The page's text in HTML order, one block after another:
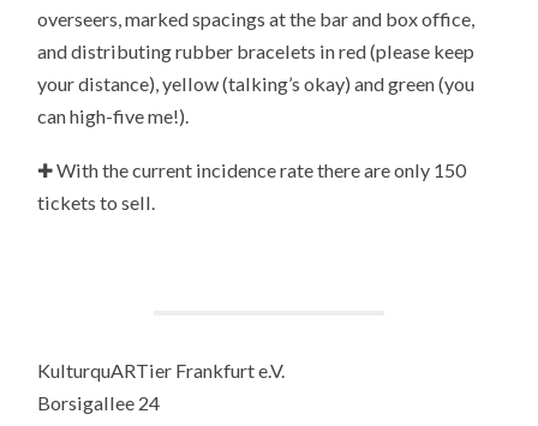
overseers, marked spacings at the bar and box office,
and distributing rubber bracelets in red (please keep
your distance), yellow (talking’s okay) and green (you
can high-five me!).
✚ With the current incidence rate there are only 150
tickets to sell.
KulturquARTier Frankfurt e.V.
Borsigallee 24